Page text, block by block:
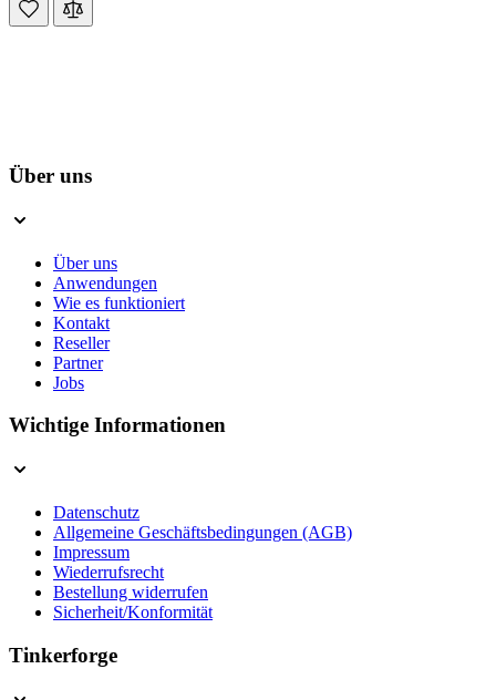
Über uns
Über uns
Anwendungen
Wie es funktioniert
Kontakt
Reseller
Partner
Jobs
Wichtige Informationen
Datenschutz
Allgemeine Geschäftsbedingungen (AGB)
Impressum
Wiederrufsrecht
Bestellung widerrufen
Sicherheit/Konformität
Tinkerforge